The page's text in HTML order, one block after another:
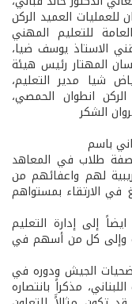
العميد الركن
للتعليم المهني
الاستاذ يوسف ضيا،
المهتار رئيس هيئة
شيا مدير التعليم،
انطوان الحمصي،
الشكر
باسم
طلاب في المعاهد
لهم واعفائهم من
في الارتقاء بمستواهم
إلى إدارة التعليم
وإلى كل من أسهم في
الجيش ودوره في
مذكراً بانتصاره